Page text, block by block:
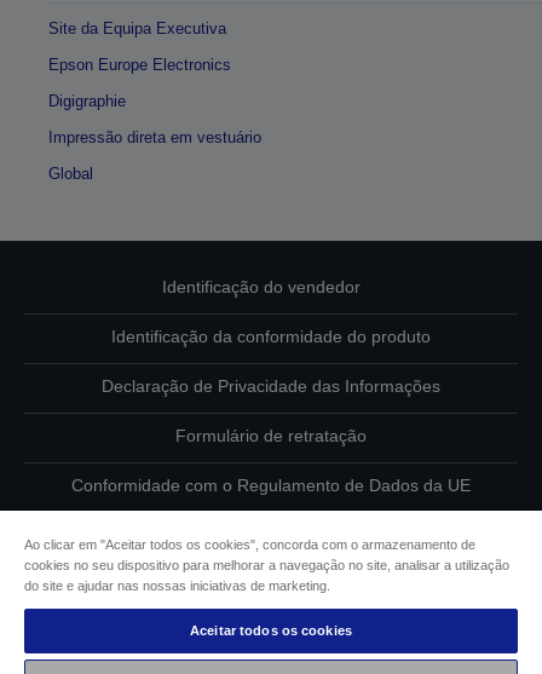
Site da Equipa Executiva
Epson Europe Electronics
Digigraphie
Impressão direta em vestuário
Global
Identificação do vendedor
Identificação da conformidade do produto
Declaração de Privacidade das Informações
Formulário de retratação
Conformidade com o Regulamento de Dados da UE
Informações sobre cookies
Compromisso da Epson para com a acessibilidade
Ao clicar em "Aceitar todos os cookies", concorda com o armazenamento de
cookies no seu dispositivo para melhorar a navegação no site, analisar a utilização
do site e ajudar nas nossas iniciativas de marketing.
Aceitar todos os cookies